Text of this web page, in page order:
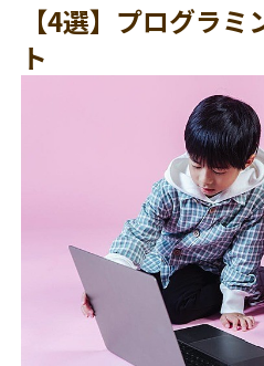
【4選】プログラ
ト